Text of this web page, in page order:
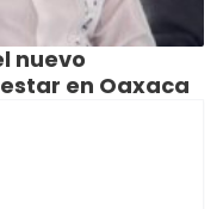
nuevo
en Oaxaca